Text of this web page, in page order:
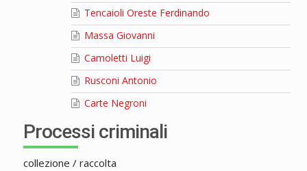
Tencaioli Oreste Ferdinando
Massa Giovanni
Camoletti Luigi
Rusconi Antonio
Carte Negroni
Processi criminali
collezione / raccolta